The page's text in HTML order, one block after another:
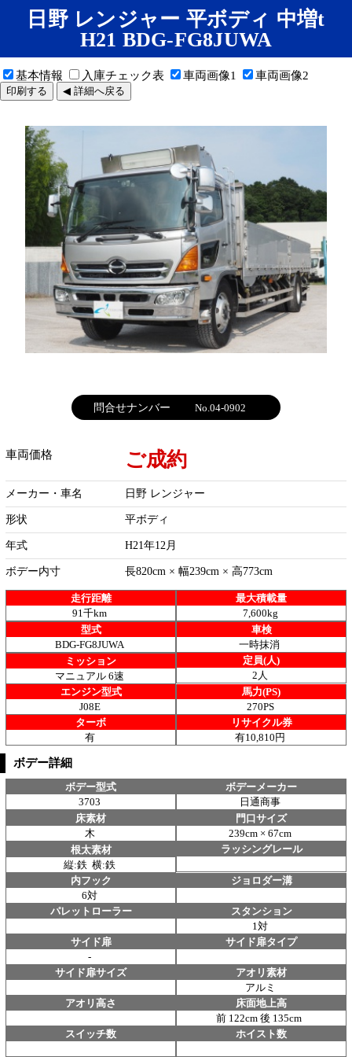
日野 レンジャー 平ボディ 中増t
H21 BDG-FG8JUWA
基本情報 入庫チェック表 車両画像1 車両画像2
印刷する ◀ 詳細へ戻る
問合せナンバー No.04-0902
車両価格 ご成約
メーカー・車名 日野 レンジャー
形状 平ボディ
年式 H21年12月
ボデー内寸 長820cm × 幅239cm × 高773cm
走行距離
91千km
最大積載量
7,600kg
型式
BDG-FG8JUWA
車検
一時抹消
ミッション
マニュアル 6速
定員(人)
2人
エンジン型式
J08E
馬力(PS)
270PS
ターボ
有
リサイクル券
有10,810円
ボデー詳細
ボデー型式
3703
ボデーメーカー
日通商事
床素材
木
門口サイズ
239cm × 67cm
根太素材
縦:鉄 横:鉄
ラッシングレール
内フック
6対
ジョロダー溝
パレットローラー
スタンション
1対
サイド扉
-
サイド扉タイプ
サイド扉サイズ
アオリ素材
アルミ
アオリ高さ
床面地上高
前 122cm 後 135cm
スイッチ数
ホイスト数